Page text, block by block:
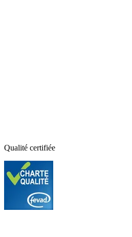
Qualité certifiée